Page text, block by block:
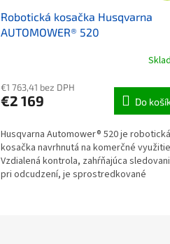
Robotická kosačka Husqvarna
AUTOMOWER® 520
€1 763,41 bez DPH
€2 169 Do
Husqvarna Automower® 520 je robotická
kosačka navrhnutá na komerčné
Vzdialená kontrola, zahŕňajúca
pri odcudzení, je sprostredkované